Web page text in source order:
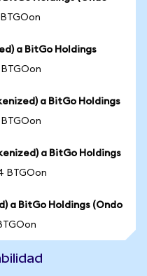
a BitGo Holdings
a BitGo Holdings
BTGOon
a BitGo Holdings
BTGOon
a BitGo Holdings (Ondo